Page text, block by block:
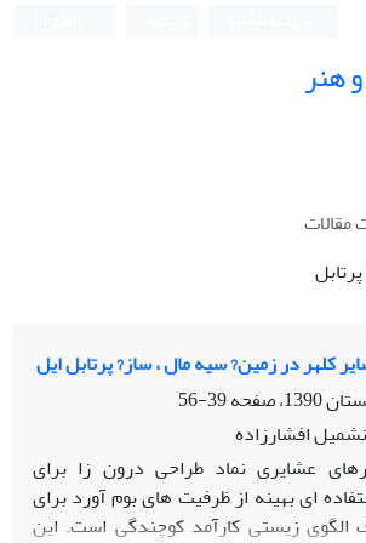
هنر
کلهر در زمین? سیه مال ، ساز? پرتابل ایل
39-56
افشارزاده
عشایری نماد طراحی درون زا برای
ای بهینه از ظرفیت های بوم آورد برای
الگوی زیستی کارآمد کوچندگی است. این